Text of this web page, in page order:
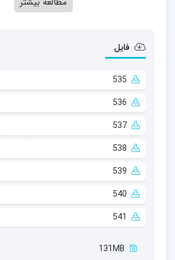
فایل
535
536
537
538
539
540
541
131MB